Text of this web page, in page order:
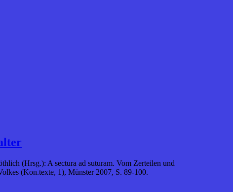
(Hrsg.): A sectura ad suturam. Vom Zerteilen und
(Kon.texte, 1), Münster 2007, S. 89-100.